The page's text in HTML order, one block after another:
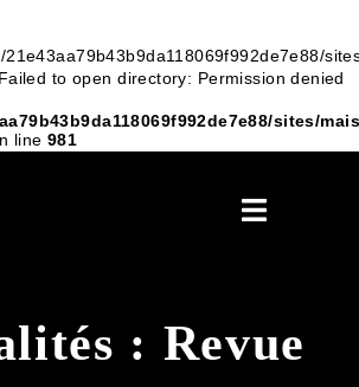
to open directory: Permission denied
sites/
line 981
: Revue